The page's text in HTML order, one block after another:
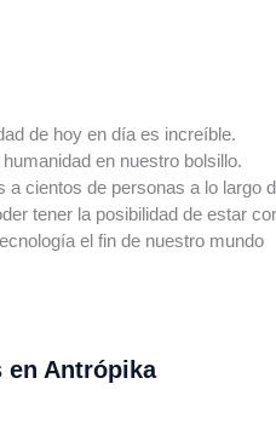
de hoy en día es increíble.
en nuestro bolsillo.
a cientos de personas a lo largo
tener la posibilidad de estar
el fin de nuestro mundo
en Antrópika